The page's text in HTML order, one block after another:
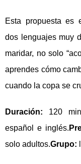
Esta propuesta es
dos lenguajes muy
maridar, no solo
aprendes cómo
cuando la copa se
Duración: 120
español e inglés.
solo adultos.Grupo: